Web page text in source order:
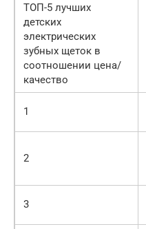
ТОП-5 лучших
детских
электрических
зубных щеток в
соотношении цена/
качество
1
2
3